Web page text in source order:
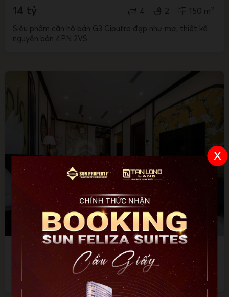
14 tỷ 4 2 150 m²
Siêu phẩm căn hộ bán G3 Ciputra đẹp như mơ, thiết kế
nguyên bản 4PN 2VS
Bán căn hộ 2 ngủ D'El Dorado Tân Hoàng Minh, 70m2 full
nội thất, view Hồ Tây
x